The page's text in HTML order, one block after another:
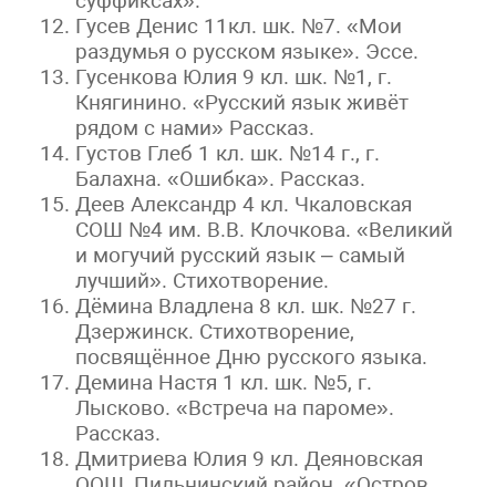
Гусев Денис 11кл. шк. №7. «Мои
раздумья о русском языке». Эссе.
Гусенкова Юлия 9 кл. шк. №1, г.
Княгинино. «Русский язык живёт
рядом с нами» Рассказ.
Густов Глеб 1 кл. шк. №14 г., г.
Балахна. «Ошибка». Рассказ.
Деев Александр 4 кл. Чкаловская
СОШ №4 им. В.В. Клочкова. «Великий
и могучий русский язык – самый
лучший». Стихотворение.
Дёмина Владлена 8 кл. шк. №27 г.
Дзержинск. Стихотворение,
посвящённое Дню русского языка.
Демина Настя 1 кл. шк. №5, г.
Лысково. «Встреча на пароме».
Рассказ.
Дмитриева Юлия 9 кл. Деяновская